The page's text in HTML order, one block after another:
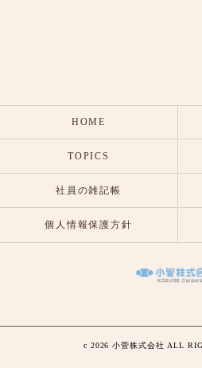
HOME
TOPICS
社員の雑記帳
個人情報保護方針
c 2026 小菅株式会社 ALL